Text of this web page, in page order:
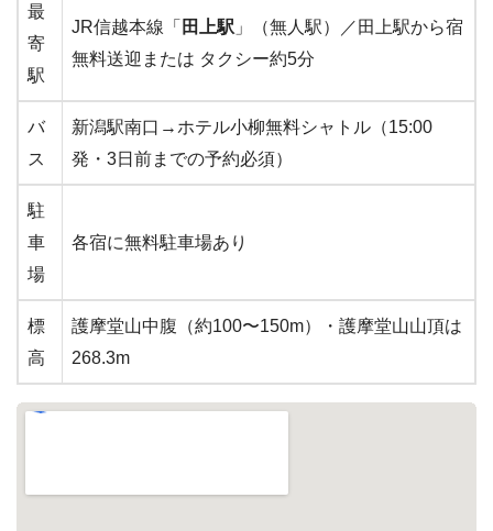
最
寄
駅
JR信越本線「 田上駅 」（無人駅）／田上駅から宿
無料送迎または タクシー約5分
バ
ス
新潟駅南口→ホテル小柳無料シャトル（15:00
発・3日前までの予約必須）
駐
車
場
各宿に無料駐車場あり
標
高
護摩堂山中腹（約100〜150m）・護摩堂山山頂は
268.3m